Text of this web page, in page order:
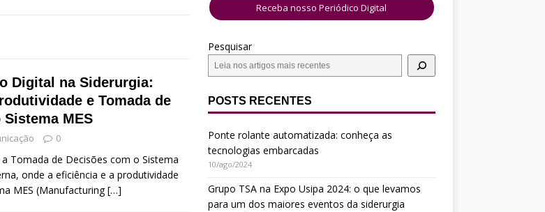
L
Digital na Siderurgia:
e Tomada de
MES
0
Tomada de Decisões com o Sistema
onde a eficiência e a produtividade
MES (Manufacturing[…]
Receba nosso Periódico Digital
Pesquisar
POSTS RECENTES
Ponte rolante automatizada: conheça as
tecnologias embarcadas
10/ago/2024
Grupo TSA na Expo Usipa 2024: o que levamos
para um dos maiores eventos da siderurgia